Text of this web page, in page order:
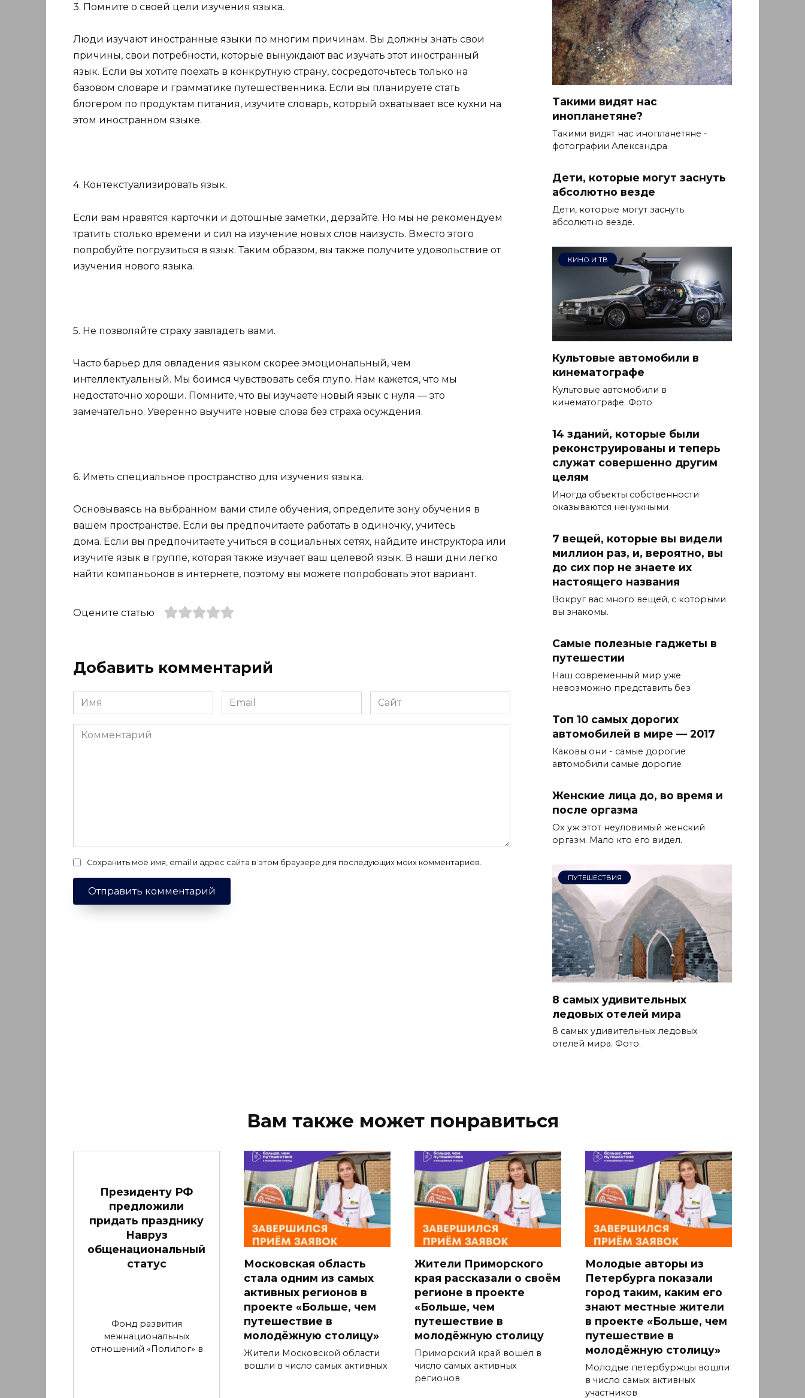
3. Помните о своей цели изучения языка.
Люди изучают иностранные языки по многим причинам. Вы должны знать свои
причины, свои потребности, которые вынуждают вас изучать этот иностранный
язык. Если вы хотите поехать в конкрутную страну, сосредоточьтесь только на
базовом словаре и грамматике путешественника. Если вы планируете стать
блогером по продуктам питания, изучите словарь, который охватывает все кухни на
этом иностранном языке.
4. Контекстуализировать язык.
Если вам нравятся карточки и дотошные заметки, дерзайте. Но мы не рекомендуем
тратить столько времени и сил на изучение новых слов наизусть. Вместо этого
попробуйте погрузиться в язык. Таким образом, вы также получите удовольствие от
изучения нового языка.
5. Не позволяйте страху завладеть вами.
Часто барьер для овладения языком скорее эмоциональный, чем
интеллектуальный. Мы боимся чувствовать себя глупо. Нам кажется, что мы
недостаточно хороши. Помните, что вы изучаете новый язык с нуля — это
замечательно. Уверенно выучите новые слова без страха осуждения.
6. Иметь специальное пространство для изучения языка.
Основываясь на выбранном вами стиле обучения, определите зону обучения в
вашем пространстве. Если вы предпочитаете работать в одиночку, учитесь
дома. Если вы предпочитаете учиться в социальных сетях, найдите инструктора или
изучите язык в группе, которая также изучает ваш целевой язык. В наши дни легко
найти компаньонов в интернете, поэтому вы можете попробовать этот вариант.
Оцените статью
Добавить комментарий
Имя
*
Email
*
Сайт
Комментарий
Сохранить моё имя, email и адрес сайта в этом браузере для последующих моих комментариев.
Такими видят нас
инопланетяне?
Такими видят нас инопланетяне -
фотографии Александра
Дети, которые могут заснуть
абсолютно везде
Дети, которые могут заснуть
абсолютно везде.
КИНО И ТВ
Культовые автомобили в
кинематографе
Культовые автомобили в
кинематографе. Фото
14 зданий, которые были
реконструированы и теперь
служат совершенно другим
целям
Иногда объекты собственности
оказываются ненужными
7 вещей, которые вы видели
миллион раз, и, вероятно, вы
до сих пор не знаете их
настоящего названия
Вокруг вас много вещей, с которыми
вы знакомы.
Самые полезные гаджеты в
путешестии
Наш современный мир уже
невозможно представить без
Топ 10 самых дорогих
автомобилей в мире — 2017
Каковы они - самые дорогие
автомобили самые дорогие
Женские лица до, во время и
после оргазма
Ох уж этот неуловимый женский
оргазм. Мало кто его видел.
ПУТЕШЕСТВИЯ
8 самых удивительных
ледовых отелей мира
8 самых удивительных ледовых
отелей мира. Фото.
Вам также может понравиться
Президенту РФ
предложили
придать празднику
Навруз
общенациональный
статус
Фонд развития
межнациональных
отношений «Полилог» в
Московская область
стала одним из самых
активных регионов в
проекте «Больше, чем
путешествие в
молодёжную столицу»
Жители Московской области
вошли в число самых активных
Жители Приморского
края рассказали о своём
регионе в проекте
«Больше, чем
путешествие в
молодёжную столицу
Приморский край вошёл в
число самых активных
регионов
Молодые авторы из
Петербурга показали
город таким, каким его
знают местные жители
в проекте «Больше, чем
путешествие в
молодёжную столицу»
Молодые петербуржцы вошли
в число самых активных
участников